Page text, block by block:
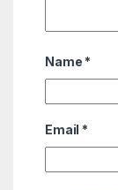
Name *
Email *